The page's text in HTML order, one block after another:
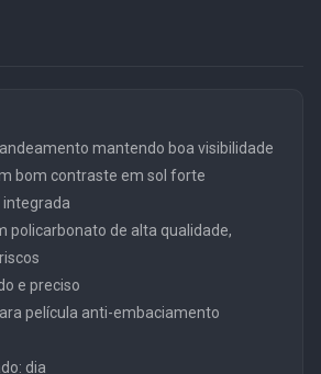
mantendo boa visibilidade
bom contraste em sol forte
integrada
policarbonato de alta qualidade,
e preciso
película anti-embaciamento
dia